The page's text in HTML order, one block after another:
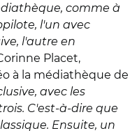
comme à
l'un avec
l'autre en
Placet,
à la médiathèque de
avec les
C'est-à-dire que
Ensuite, un